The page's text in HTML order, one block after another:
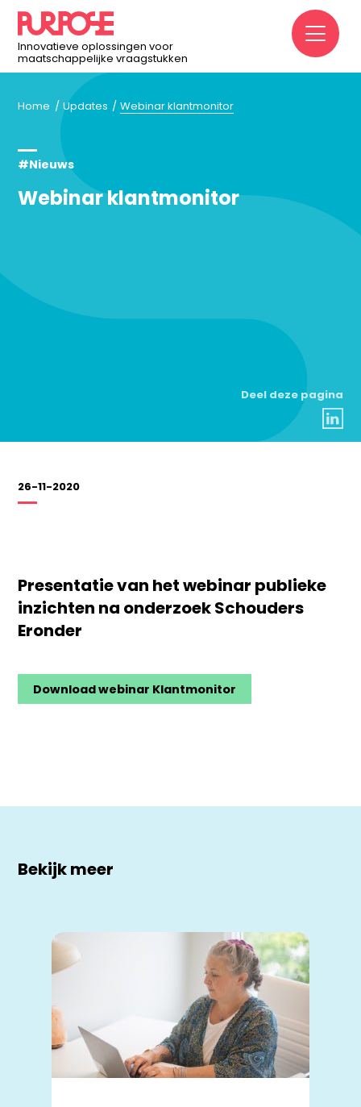
Innovatieve oplossingen voor
maatschappelijke vraagstukken
Home Updates Webinar klantmonitor
#Nieuws
Webinar klantmonitor
Deel deze pagina
26-11-2020
Presentatie van het webinar publieke
inzichten na onderzoek Schouders
Eronder
Download webinar Klantmonitor
Bekijk meer